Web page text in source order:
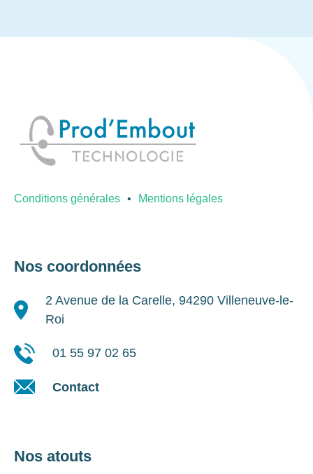
Conditions générales Mentions légales
Nos coordonnées
2 Avenue de la Carelle, 94290 Villeneuve-le-
Roi
01 55 97 02 65
Contact
Nos atouts